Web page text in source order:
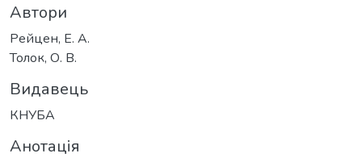
Автори
Рейцен, Е. А.
Толок, О. В.
Видавець
КНУБА
Анотація